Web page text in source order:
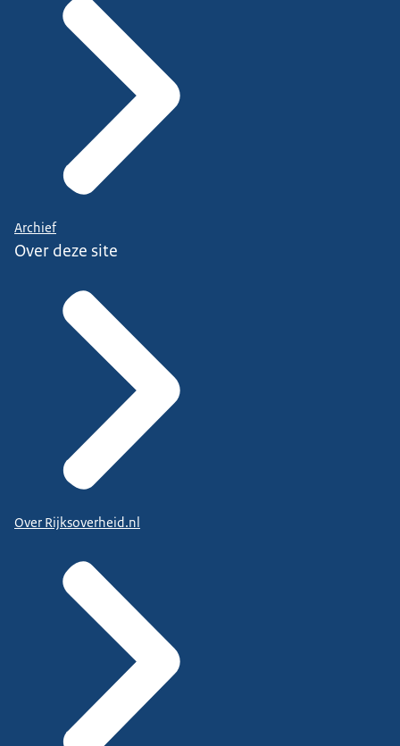
Archief
Over deze site
Over Rijksoverheid.nl